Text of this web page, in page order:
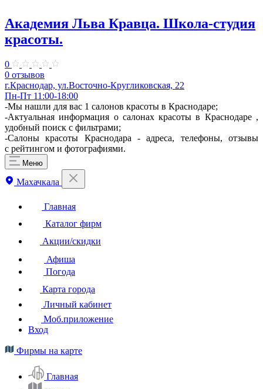
Академия Льва Кравца. Школа-студия
красоты.
0
0 отзывов
г.Краснодар, ул.Восточно-Кругликовская, 22
Пн-Пт 11:00-18:00
-Мы нашли для вас 1 салонов красоты в Краснодаре;
-Актуальная информация о салонах красоты в Краснодаре ,
удобный поиск с фильтрами;
-Салоны красоты Краснодара - адреса, телефоны, отзывы
с рейтингом и фотографиями.
Меню
Махачкала
Главная
Каталог фирм
Акции/скидки
Афиша
Погода
Карта города
Личный кабинет
Моб.приложение
Вход
Фирмы на карте
Главная